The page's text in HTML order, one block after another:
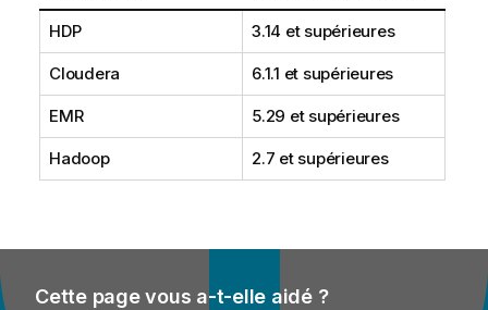
HDP 3.14 et supérieures
Cloudera 6.1.1 et supérieures
EMR 5.29 et supérieures
Hadoop 2.7 et supérieures
Cette page vous a-t-elle aidé ?